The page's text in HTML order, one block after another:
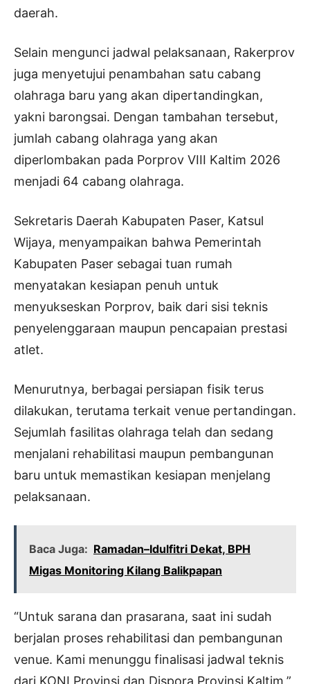
daerah.
Selain mengunci jadwal pelaksanaan, Rakerprov
juga menyetujui penambahan satu cabang
olahraga baru yang akan dipertandingkan,
yakni barongsai. Dengan tambahan tersebut,
jumlah cabang olahraga yang akan
diperlombakan pada Porprov VIII Kaltim 2026
menjadi 64 cabang olahraga.
Sekretaris Daerah Kabupaten Paser, Katsul
Wijaya, menyampaikan bahwa Pemerintah
Kabupaten Paser sebagai tuan rumah
menyatakan kesiapan penuh untuk
menyukseskan Porprov, baik dari sisi teknis
penyelenggaraan maupun pencapaian prestasi
atlet.
Menurutnya, berbagai persiapan fisik terus
dilakukan, terutama terkait venue pertandingan.
Sejumlah fasilitas olahraga telah dan sedang
menjalani rehabilitasi maupun pembangunan
baru untuk memastikan kesiapan menjelang
pelaksanaan.
Baca Juga: Ramadan–Idulfitri Dekat, BPH
Migas Monitoring Kilang Balikpapan
“Untuk sarana dan prasarana, saat ini sudah
berjalan proses rehabilitasi dan pembangunan
venue. Kami menunggu finalisasi jadwal teknis